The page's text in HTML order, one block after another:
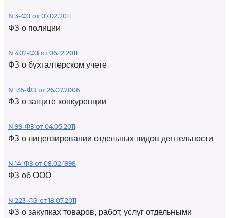
N 3-ФЗ от 07.02.2011
ФЗ о полиции
N 402-ФЗ от 06.12.2011
ФЗ о бухгалтерском учете
N 135-ФЗ от 26.07.2006
ФЗ о защите конкуренции
N 99-ФЗ от 04.05.2011
ФЗ о лицензировании отдельных видов деятельности
N 14-ФЗ от 08.02.1998
ФЗ об ООО
N 223-ФЗ от 18.07.2011
ФЗ о закупках товаров, работ, услуг отдельными